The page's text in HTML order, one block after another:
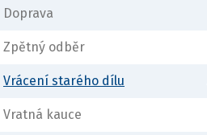
Doprava
Zpětný odběr
Vrácení starého dílu
Vratná kauce